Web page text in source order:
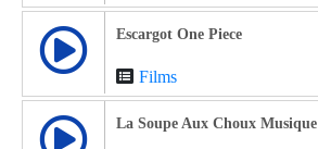
Escargot One Piece
Films
La Soupe Aux Choux Musique